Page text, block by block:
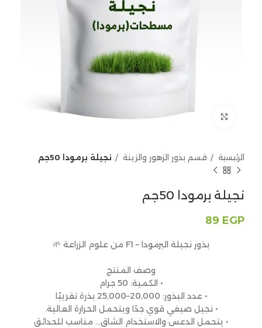
Click to enlarge
الرئيسية قسم بذور الزهور والزينة نجيلة برمودا 50جم
نجيلة برمودا 50جم
89 EGP
بذور نجيلة البرمودا – F1 من علوم الزراعة 🌱
وصف المنتج
• الكمية: 50 جرام
• عدد البذور: 20,000–25,000 بذرة تقريبًا
• نجيل صيفي قوي جدًا ويتحمل الحرارة العالية.
• يتحمل الدعس والاستخدام الشاق… مناسب للحدائق